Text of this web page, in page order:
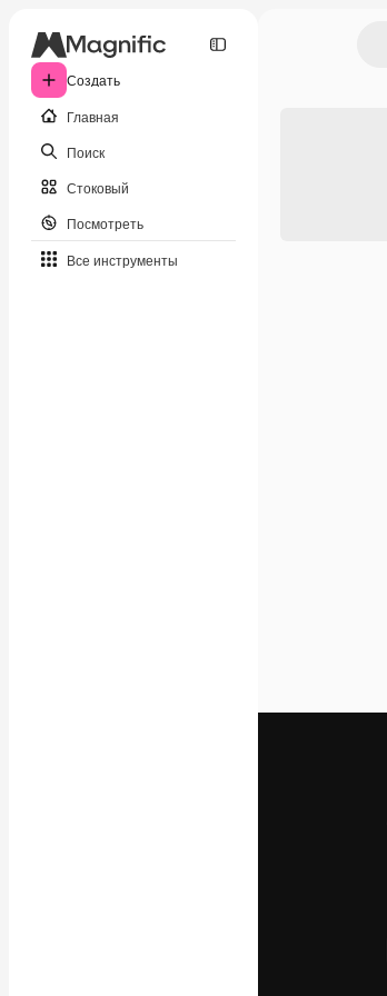
Создать
Главная
Поиск
Стоковый
Посмотреть
Все инструменты